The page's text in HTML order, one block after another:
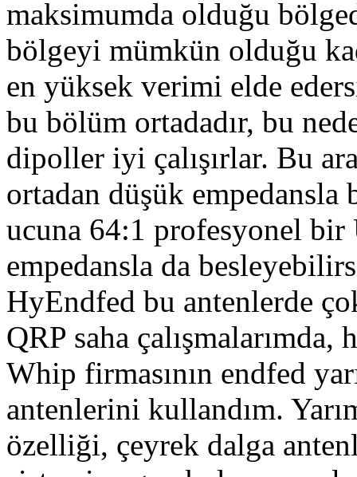
maksimumda olduğu
bölgeyi mümkün olduğu
en yüksek verimi elde
bu bölüm ortadadır, bu
dipoller iyi çalışırlar. Bu
ortadan düşük empedansla
ucuna 64:1 profesyonel
empedansla da
HyEndfed bu antenlerde
QRP saha
Whip firmasının endfed
antenlerini kullandım.
özelliği, çeyrek dalga